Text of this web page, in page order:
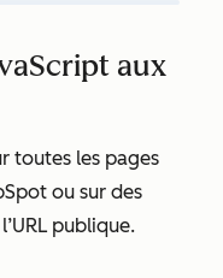
aux
toutes les pages
ou sur des
publique.